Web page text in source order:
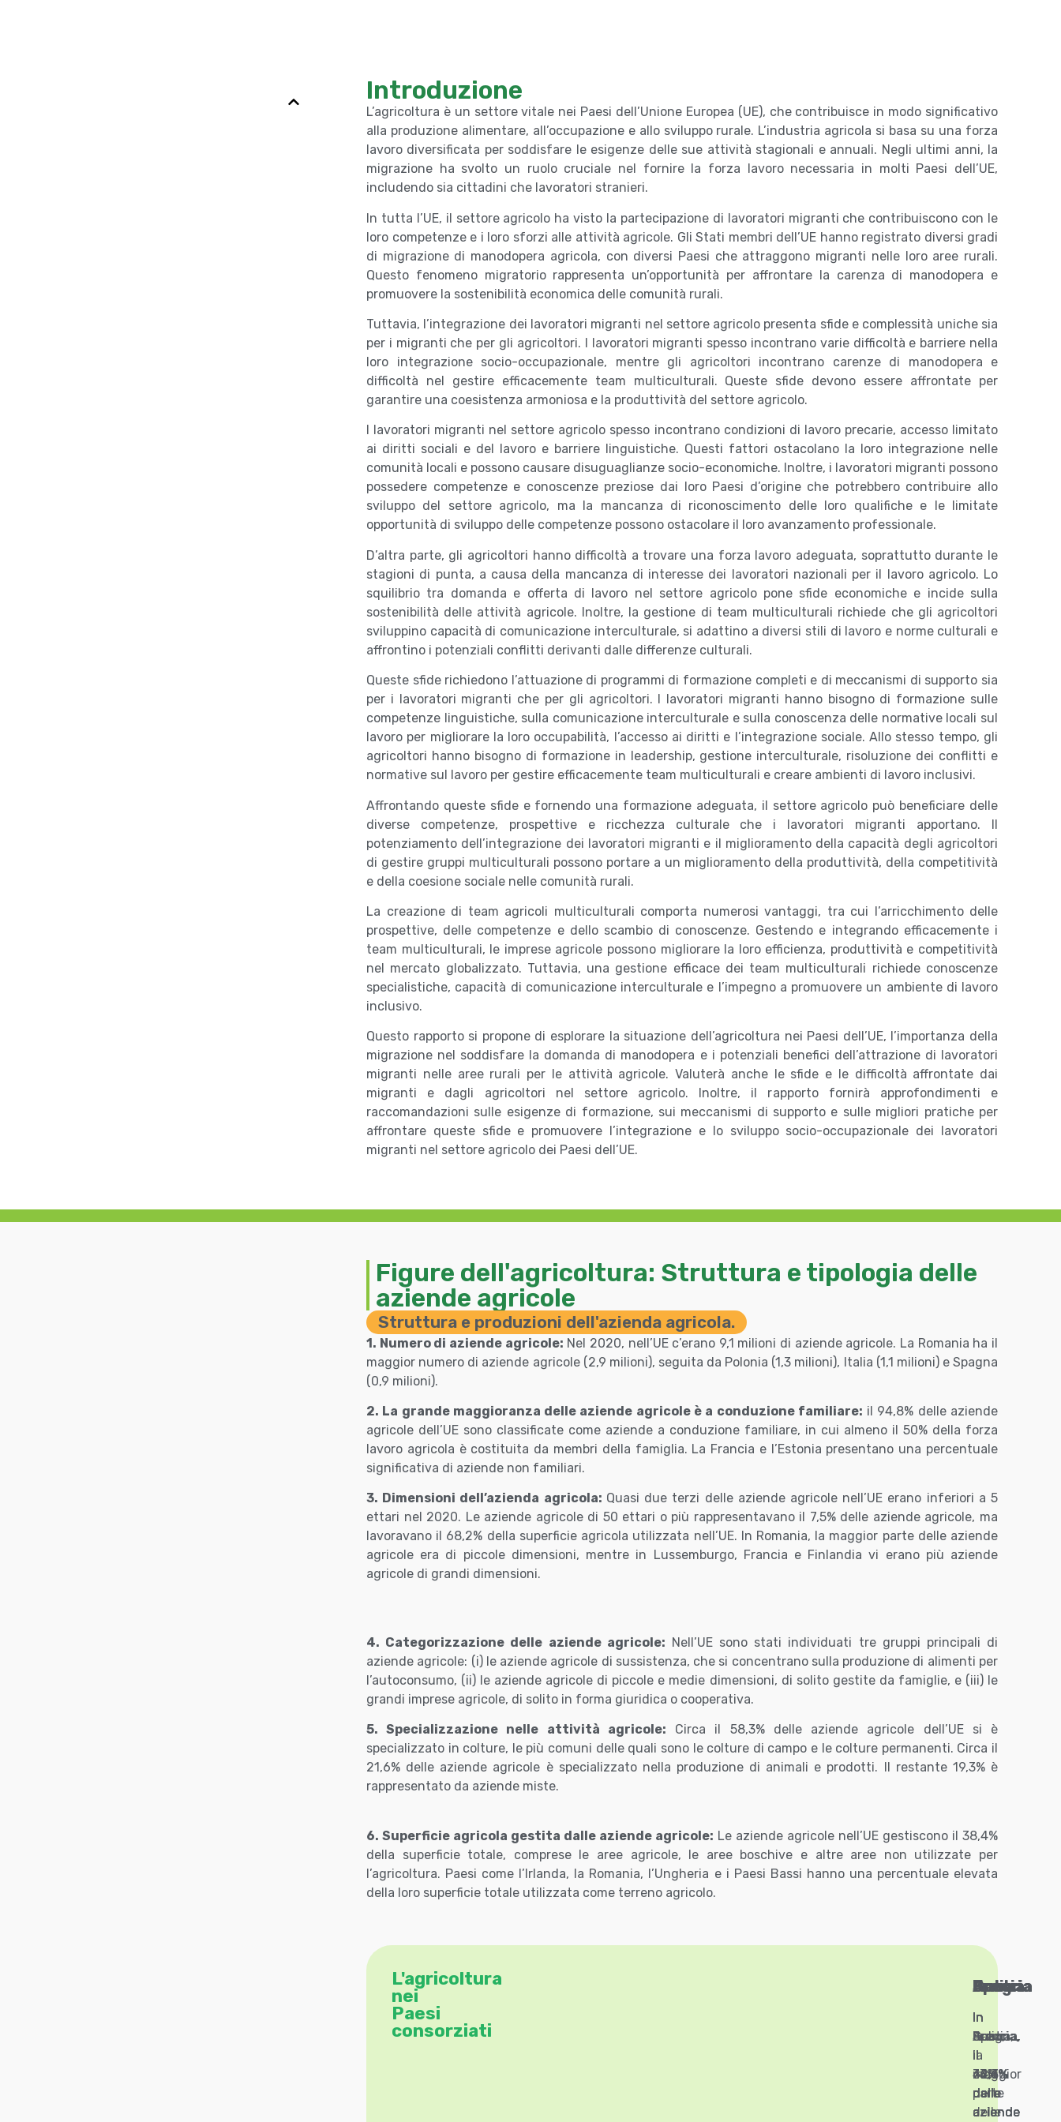
Introduzione
L’agricoltura è un settore vitale nei Paesi dell’Unione Europea (UE), che contribuisce in modo significativo
alla produzione alimentare, all’occupazione e allo sviluppo rurale. L’industria agricola si basa su una forza
lavoro diversificata per soddisfare le esigenze delle sue attività stagionali e annuali. Negli ultimi anni, la
migrazione ha svolto un ruolo cruciale nel fornire la forza lavoro necessaria in molti Paesi dell’UE,
includendo sia cittadini che lavoratori stranieri.
In tutta l’UE, il settore agricolo ha visto la partecipazione di lavoratori migranti che contribuiscono con le
loro competenze e i loro sforzi alle attività agricole. Gli Stati membri dell’UE hanno registrato diversi gradi
di migrazione di manodopera agricola, con diversi Paesi che attraggono migranti nelle loro aree rurali.
Questo fenomeno migratorio rappresenta un’opportunità per affrontare la carenza di manodopera e
promuovere la sostenibilità economica delle comunità rurali.
Tuttavia, l’integrazione dei lavoratori migranti nel settore agricolo presenta sfide e complessità uniche sia
per i migranti che per gli agricoltori. I lavoratori migranti spesso incontrano varie difficoltà e barriere nella
loro integrazione socio-occupazionale, mentre gli agricoltori incontrano carenze di manodopera e
difficoltà nel gestire efficacemente team multiculturali. Queste sfide devono essere affrontate per
garantire una coesistenza armoniosa e la produttività del settore agricolo.
I lavoratori migranti nel settore agricolo spesso incontrano condizioni di lavoro precarie, accesso limitato
ai diritti sociali e del lavoro e barriere linguistiche. Questi fattori ostacolano la loro integrazione nelle
comunità locali e possono causare disuguaglianze socio-economiche. Inoltre, i lavoratori migranti possono
possedere competenze e conoscenze preziose dai loro Paesi d’origine che potrebbero contribuire allo
sviluppo del settore agricolo, ma la mancanza di riconoscimento delle loro qualifiche e le limitate
opportunità di sviluppo delle competenze possono ostacolare il loro avanzamento professionale.
D’altra parte, gli agricoltori hanno difficoltà a trovare una forza lavoro adeguata, soprattutto durante le
stagioni di punta, a causa della mancanza di interesse dei lavoratori nazionali per il lavoro agricolo. Lo
squilibrio tra domanda e offerta di lavoro nel settore agricolo pone sfide economiche e incide sulla
sostenibilità delle attività agricole. Inoltre, la gestione di team multiculturali richiede che gli agricoltori
sviluppino capacità di comunicazione interculturale, si adattino a diversi stili di lavoro e norme culturali e
affrontino i potenziali conflitti derivanti dalle differenze culturali.
Queste sfide richiedono l’attuazione di programmi di formazione completi e di meccanismi di supporto sia
per i lavoratori migranti che per gli agricoltori. I lavoratori migranti hanno bisogno di formazione sulle
competenze linguistiche, sulla comunicazione interculturale e sulla conoscenza delle normative locali sul
lavoro per migliorare la loro occupabilità, l’accesso ai diritti e l’integrazione sociale. Allo stesso tempo, gli
agricoltori hanno bisogno di formazione in leadership, gestione interculturale, risoluzione dei conflitti e
normative sul lavoro per gestire efficacemente team multiculturali e creare ambienti di lavoro inclusivi.
Affrontando queste sfide e fornendo una formazione adeguata, il settore agricolo può beneficiare delle
diverse competenze, prospettive e ricchezza culturale che i lavoratori migranti apportano. Il
potenziamento dell’integrazione dei lavoratori migranti e il miglioramento della capacità degli agricoltori
di gestire gruppi multiculturali possono portare a un miglioramento della produttività, della competitività
e della coesione sociale nelle comunità rurali.
La creazione di team agricoli multiculturali comporta numerosi vantaggi, tra cui l’arricchimento delle
prospettive, delle competenze e dello scambio di conoscenze. Gestendo e integrando efficacemente i
team multiculturali, le imprese agricole possono migliorare la loro efficienza, produttività e competitività
nel mercato globalizzato. Tuttavia, una gestione efficace dei team multiculturali richiede conoscenze
specialistiche, capacità di comunicazione interculturale e l’impegno a promuovere un ambiente di lavoro
inclusivo.
Questo rapporto si propone di esplorare la situazione dell’agricoltura nei Paesi dell’UE, l’importanza della
migrazione nel soddisfare la domanda di manodopera e i potenziali benefici dell’attrazione di lavoratori
migranti nelle aree rurali per le attività agricole. Valuterà anche le sfide e le difficoltà affrontate dai
migranti e dagli agricoltori nel settore agricolo. Inoltre, il rapporto fornirà approfondimenti e
raccomandazioni sulle esigenze di formazione, sui meccanismi di supporto e sulle migliori pratiche per
affrontare queste sfide e promuovere l’integrazione e lo sviluppo socio-occupazionale dei lavoratori
migranti nel settore agricolo dei Paesi dell’UE.
Figure dell'agricoltura: Struttura e tipologia delle
aziende agricole
Struttura e produzioni dell'azienda agricola.
1. Numero di aziende agricole: Nel 2020, nell’UE c’erano 9,1 milioni di aziende agricole. La Romania ha il
maggior numero di aziende agricole (2,9 milioni), seguita da Polonia (1,3 milioni), Italia (1,1 milioni) e Spagna
(0,9 milioni).
2. La grande maggioranza delle aziende agricole è a conduzione familiare: il 94,8% delle aziende
agricole dell’UE sono classificate come aziende a conduzione familiare, in cui almeno il 50% della forza
lavoro agricola è costituita da membri della famiglia. La Francia e l’Estonia presentano una percentuale
significativa di aziende non familiari.
3. Dimensioni dell’azienda agricola: Quasi due terzi delle aziende agricole nell’UE erano inferiori a 5
ettari nel 2020. Le aziende agricole di 50 ettari o più rappresentavano il 7,5% delle aziende agricole, ma
lavoravano il 68,2% della superficie agricola utilizzata nell’UE. In Romania, la maggior parte delle aziende
agricole era di piccole dimensioni, mentre in Lussemburgo, Francia e Finlandia vi erano più aziende
agricole di grandi dimensioni.
4. Categorizzazione delle aziende agricole: Nell’UE sono stati individuati tre gruppi principali di
aziende agricole: (i) le aziende agricole di sussistenza, che si concentrano sulla produzione di alimenti per
l’autoconsumo, (ii) le aziende agricole di piccole e medie dimensioni, di solito gestite da famiglie, e (iii) le
grandi imprese agricole, di solito in forma giuridica o cooperativa.
5. Specializzazione nelle attività agricole: Circa il 58,3% delle aziende agricole dell’UE si è
specializzato in colture, le più comuni delle quali sono le colture di campo e le colture permanenti. Circa il
21,6% delle aziende agricole è specializzato nella produzione di animali e prodotti. Il restante 19,3% è
rappresentato da aziende miste.
6. Superficie agricola gestita dalle aziende agricole: Le aziende agricole nell’UE gestiscono il 38,4%
della superficie totale, comprese le aree agricole, le aree boschive e altre aree non utilizzate per
l’agricoltura. Paesi come l’Irlanda, la Romania, l’Ungheria e i Paesi Bassi hanno una percentuale elevata
della loro superficie totale utilizzata come terreno agricolo.
L'agricoltura
nei
Paesi
consorziati
Grecia
In
Grecia,
il
74%
delle
aziende
Italia
In
Italia,
il
73,4%
delle
aziende
Spagna
In
Spagna,
il
64%
delle
aziende
Austria
In
Austria,
la
maggior
parte
delle
Francia
In
Francia,
il
42,3%
delle
aziende